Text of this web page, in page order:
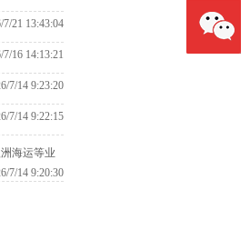
7/21 13:43:04
7/16 14:13:21
7/14 9:23:20
7/14 9:22:15
海运等业
7/14 9:20:30